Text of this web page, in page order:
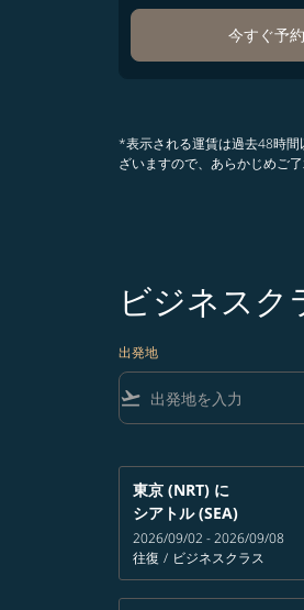
今すぐ予約
*表示される運賃は過去48時間
ざいますので、あらかじめご了
ビジネスク
出発地
flight_takeoff
東京 (NRT) に
シアトル (SEA)
2026/09/02 - 2026/09/08
往復 / ビジネスクラス